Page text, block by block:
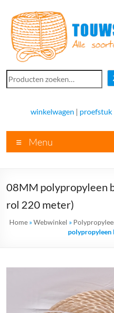
naar
inhoud
voor
vele
soorten
goed
advies!
winkelwagen | proefstuk
Menu
08MM polypropyleen
rol 220 meter)
Home»Webwinkel »
polypropyleen